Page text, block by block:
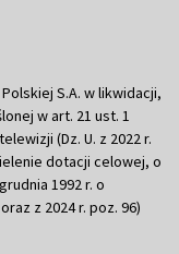
S.A. w likwidacji,
w art. 21 ust. 1
(Dz. U. z 2022 r.
dotacji celowej, o
1992 r. o
z 2024 r. poz. 96)